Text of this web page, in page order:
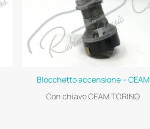
Blocchetto accensione – CEAM
Con chiave CEAM TORINO